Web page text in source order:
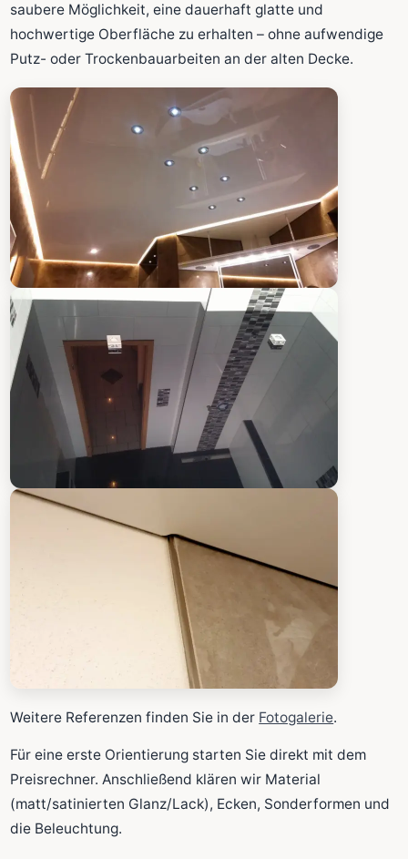
Zum Rechner
Fläche wird in den großen Rechner übernommen.
saubere Möglichkeit, eine dauerhaft glatte und
hochwertige Oberfläche zu erhalten – ohne aufwendige
Putz- oder Trockenbauarbeiten an der alten Decke.
Weitere Referenzen finden Sie in der Fotogalerie.
Für eine erste Orientierung starten Sie direkt mit dem
Preisrechner. Anschließend klären wir Material
(matt/satinierten Glanz/Lack), Ecken, Sonderformen und
die Beleuchtung.